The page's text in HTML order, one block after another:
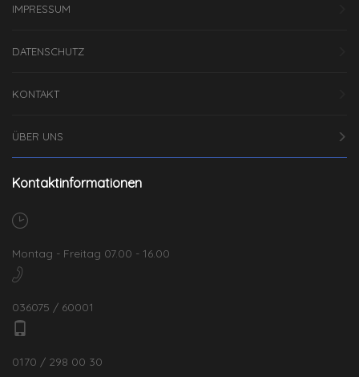
IMPRESSUM
DATENSCHUTZ
KONTAKT
ÜBER UNS
Kontaktinformationen
Montag - Freitag 07.00 - 16.00
036075 / 60001
0170 / 298 00 30